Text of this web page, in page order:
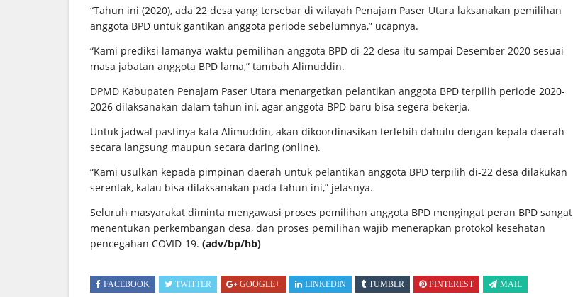
“Tahun ini (2020), ada 22 desa yang tersebar di wilayah Penajam Paser Utara laksanakan pemilihan
anggota BPD untuk gantikan anggota periode sebelumnya,” ucapnya.
“Kami prediksi lamanya waktu pemilihan anggota BPD di-22 desa itu sampai Desember 2020 sesuai
masa jabatan anggota BPD lama,” tambah Alimuddin.
DPMD Kabupaten Penajam Paser Utara menargetkan pelantikan anggota BPD terpilih periode 2020-
2026 dilaksanakan dalam tahun ini, agar anggota BPD baru bisa segera bekerja.
Untuk jadwal pastinya kata Alimuddin, akan dikoordinasikan terlebih dahulu dengan kepala daerah
secara langsung maupun secara daring (online).
“Kami usulkan kepada pimpinan daerah untuk pelantikan anggota BPD terpilih di-22 desa dilakukan
serentak, kalau bisa dilaksanakan pada tahun ini,” jelasnya.
Seluruh masyarakat diminta mengawasi proses pemilihan anggota BPD mengingat peran BPD sangat
menentukan perkembangan desa, dan proses pemilihan wajib menerapkan protokol kesehatan
pencegahan COVID-19. (adv/bp/hb)
FACEBOOK TWITTER GOOGLE+ LINKEDIN TUMBLR PINTEREST MAIL